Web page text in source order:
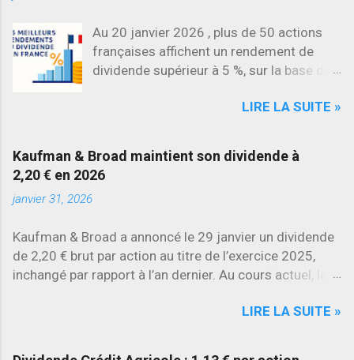
Au 20 janvier 2026 , plus de 50 actions
françaises affichent un rendement de
dividende supérieur à 5 %, sur la base des
évolutions les plus marquantes concerne
d’environ 22 % en 2026 , tandis que
Stellantis et Renault reculent déjà à deux
chiffres.
LIRE LA SUITE »
Kaufman & Broad maintient son dividende à
2,20 € en 2026
janvier 31, 2026
Kaufman & Broad a annoncé le 29 janvier un dividende
de 2,20 € brut par action au titre de l’exercice 2025,
inchangé par rapport à l’an dernier. Au cours actuel, le
LIRE LA SUITE »